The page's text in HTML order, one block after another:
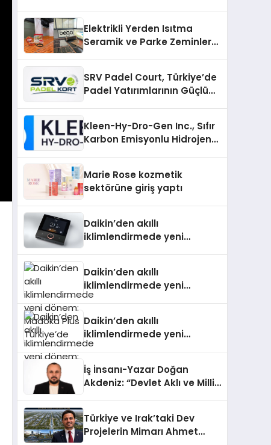
Elektrikli Yerden Isıtma
Seramik ve Parke Zeminler
SRV Padel Court, Türkiye’de
Padel Yatırımlarının Güçlü
Kleen-Hy-Dro-Gen Inc., Sıfır
Karbon Emisyonlu Hidrojen
Aldı
Marie Rose kozmetik
sektörüne giriş yaptı
Daikin’den akıllı
iklimlendirmede yeni
Daikin’den akıllı
iklimlendirmede yeni
dönem: Madoka Plus
Daikin’den akıllı
iklimlendirmede yeni
dönem: Madoka Plus
İş İnsanı-Yazar Doğan
Akdeniz: “Devlet Aklı ve Milli
Türkiye ve Irak’taki Dev
Projelerin Mimarı Ahmet